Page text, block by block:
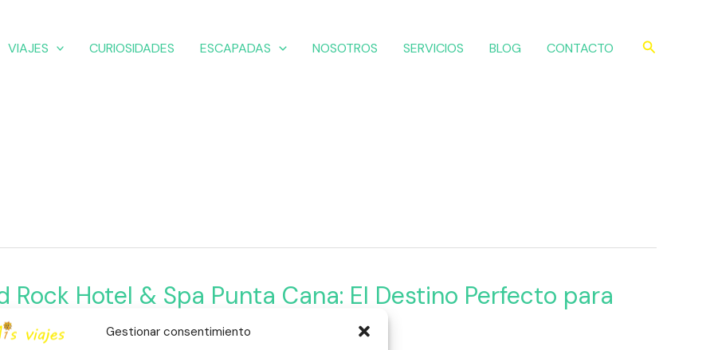
Gestionar consentimiento
VIAJES CURIOSIDADES ESCAPADAS NOSOTROS SERVICIOS BLOG CONTACTO Buscar
Rock Hotel & Spa Punta Cana: El Destino Perfecto para
y Diversión